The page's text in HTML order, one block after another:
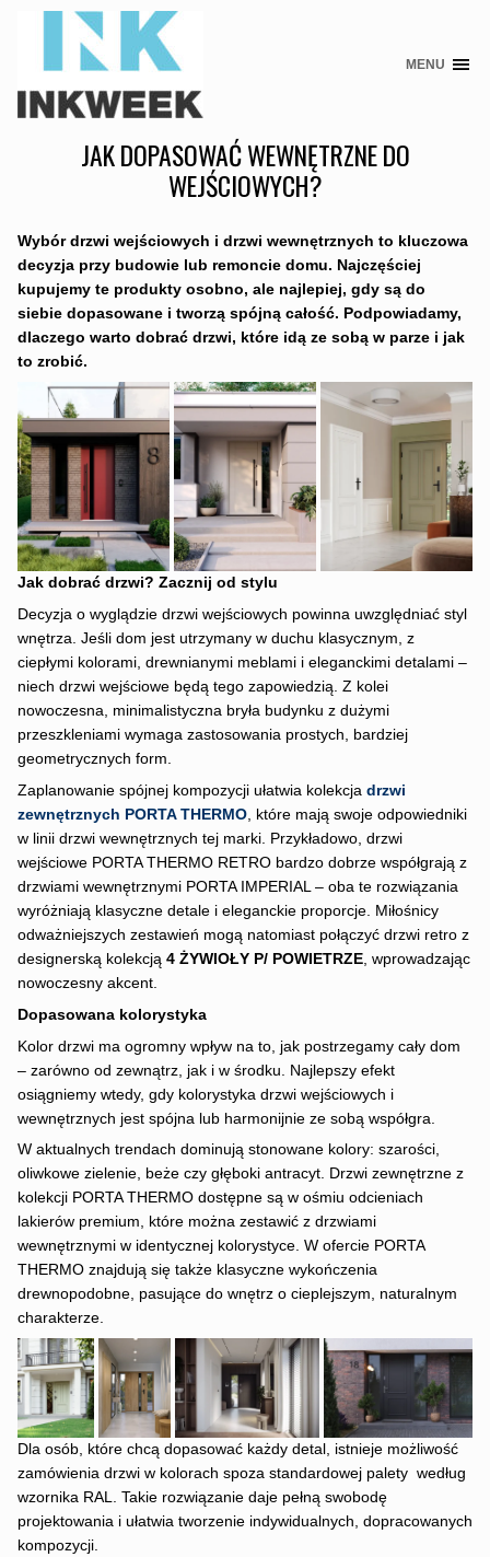
Skip
content
MENU
JAK DOPASOWAĆ WEWNĘTRZNE DO
WEJŚCIOWYCH?
Wybór drzwi wejściowych i drzwi wewnętrznych to kluczowa
decyzja przy budowie lub remoncie domu. Najczęściej
kupujemy te produkty osobno, ale najlepiej, gdy są do
siebie dopasowane i tworzą spójną całość. Podpowiadamy,
dlaczego warto dobrać drzwi, które idą ze sobą w parze i jak
to zrobić.
Jak dobrać drzwi? Zacznij od stylu
Decyzja o wyglądzie drzwi wejściowych powinna uwzględniać styl
wnętrza. Jeśli dom jest utrzymany w duchu klasycznym, z
ciepłymi kolorami, drewnianymi meblami i eleganckimi detalami –
niech drzwi wejściowe będą tego zapowiedzią. Z kolei
nowoczesna, minimalistyczna bryła budynku z dużymi
przeszkleniami wymaga zastosowania prostych, bardziej
geometrycznych form.
Zaplanowanie spójnej kompozycji ułatwia kolekcja drzwi
zewnętrznych PORTA THERMO, które mają swoje odpowiedniki
w linii drzwi wewnętrznych tej marki. Przykładowo, drzwi
wejściowe PORTA THERMO RETRO bardzo dobrze współgrają z
drzwiami wewnętrznymi PORTA IMPERIAL – oba te rozwiązania
wyróżniają klasyczne detale i eleganckie proporcje. Miłośnicy
odważniejszych zestawień mogą natomiast połączyć drzwi retro z
designerską kolekcją 4 ŻYWIOŁY P/ POWIETRZE, wprowadzając
nowoczesny akcent.
Dopasowana kolorystyka
Kolor drzwi ma ogromny wpływ na to, jak postrzegamy cały dom
– zarówno od zewnątrz, jak i w środku. Najlepszy efekt
osiągniemy wtedy, gdy kolorystyka drzwi wejściowych i
wewnętrznych jest spójna lub harmonijnie ze sobą współgra.
W aktualnych trendach dominują stonowane kolory: szarości,
oliwkowe zielenie, beże czy głęboki antracyt. Drzwi zewnętrzne z
kolekcji PORTA THERMO dostępne są w ośmiu odcieniach
lakierów premium, które można zestawić z drzwiami
wewnętrznymi w identycznej kolorystyce. W ofercie PORTA
THERMO znajdują się także klasyczne wykończenia
drewnopodobne, pasujące do wnętrz o cieplejszym, naturalnym
charakterze.
Dla osób, które chcą dopasować każdy detal, istnieje możliwość
zamówienia drzwi w kolorach spoza standardowej palety według
wzornika RAL. Takie rozwiązanie daje pełną swobodę
projektowania i ułatwia tworzenie indywidualnych, dopracowanych
kompozycji.